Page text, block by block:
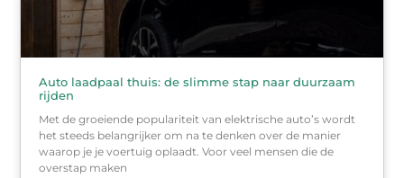
Auto laadpaal thuis: de slimme stap naar duurzaam
rijden
Met de groeiende populariteit van elektrische auto’s wordt
het steeds belangrijker om na te denken over de manier
waarop je je voertuig oplaadt. Voor veel mensen die de
overstap maken